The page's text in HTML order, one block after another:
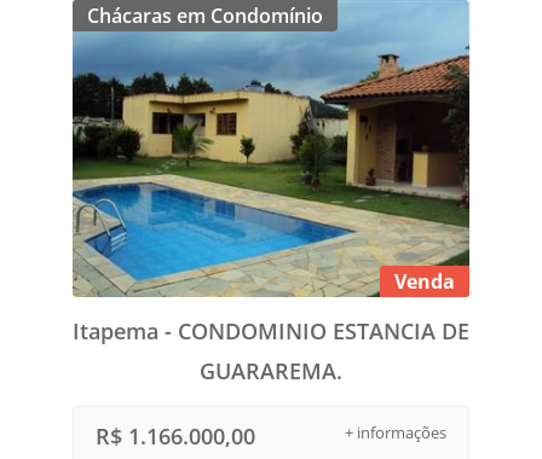
Chácaras em Condomínio
Venda
Itapema - CONDOMINIO ESTANCIA DE
GUARAREMA.
+ informações
R$ 1.166.000,00